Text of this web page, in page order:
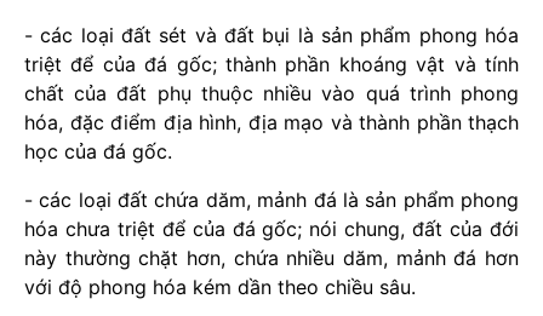
- các loại đất sét và đất bụi là sản phẩm phong hóa
triệt để của đá gốc; thành phần khoáng vật và tính
chất của đất phụ thuộc nhiều vào quá trình phong
hóa, đặc điểm địa hình, địa mạo và thành phần thạch
học của đá gốc.
- các loại đất chứa dăm, mảnh đá là sản phẩm phong
hóa chưa triệt để của đá gốc; nói chung, đất của đới
này thường chặt hơn, chứa nhiều dăm, mảnh đá hơn
với độ phong hóa kém dần theo chiều sâu.